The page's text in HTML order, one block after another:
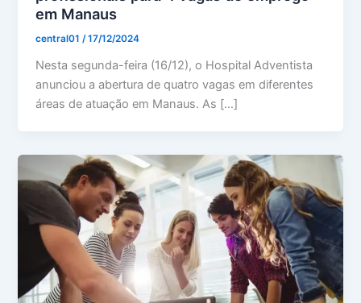
em Manaus
central01/17/12/2024
Nesta segunda-feira (16/12), o Hospital Adventista
anunciou a abertura de quatro vagas em diferentes
áreas de atuação em Manaus. As […]